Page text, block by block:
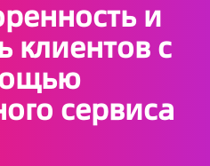
и
клиентов с
сервиса